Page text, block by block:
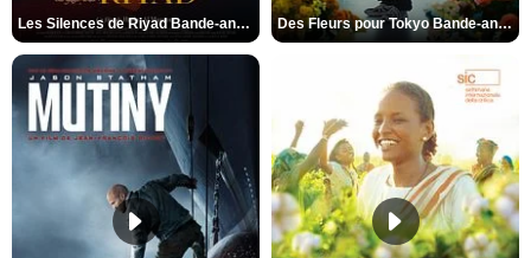
Les Silences de Riyad Bande-annonce VO STFR Des Fleurs pour Tokyo Bande-annonce VO STFR